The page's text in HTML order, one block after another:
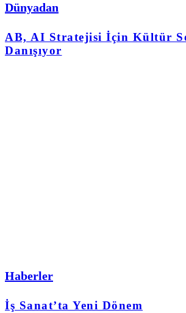
Dünyadan
AB, AI Stratejisi İçin Kültür
Danışıyor
Haberler
İş Sanat’ta Yeni Dönem